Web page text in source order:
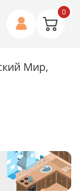
0
Мир,